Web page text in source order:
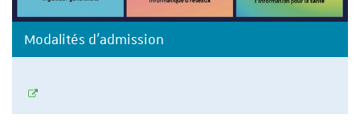
Modalités d'admission